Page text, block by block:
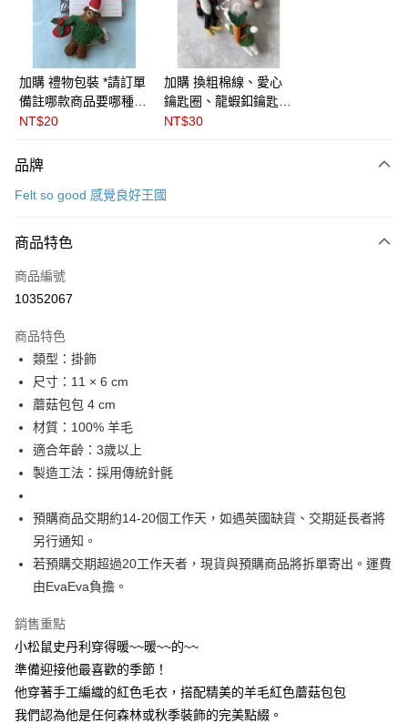
華南商業銀行
彰化商業銀行
上海商業儲蓄銀行
台北富邦商業銀行
國泰世華商業銀行
兆豐國際商業銀行
臺灣中小企業銀行
台中商業銀行
匯豐（台灣）商業銀行
華泰商業銀行
聯邦商業銀行
遠東國際商業銀行
元大商業銀行
台新國際商業銀行
台灣樂天信用卡公司
合作金庫商業銀行
第一商業銀行
華南商業銀行
彰化商業銀行
上海商業儲蓄銀行
台北富邦商業銀行
國泰世華商業銀行
兆豐國際商業銀行
臺灣中小企業銀行
台中商業銀行
匯豐（台灣）商業銀行
元大商業銀行
玉山商業銀行
台新國際商業銀行
LINE Pay
Apple Pay
悠遊付
Google Pay
全盈+PAY
ATM付款
運送方式
付款後全家取貨
每筆NT$60
付款後萊爾富取貨
每筆NT$60
付款後7-11取貨
每筆NT$60
宅配
每筆NT$60，滿NT$1,000(含以上)免運費
加購 禮物包裝 *請訂單
備註哪款商品要哪種包
裝* 🇬🇧英國Felt so
NT$20
加購 換粗棉線、愛心
鑰匙圈、龍蝦釦鑰匙圈
( 三款可選) ＊請在訂
NT$30
品牌
Felt so good 感覺良好王國
商品特色
商品編號
10352067
商品特色
類型：掛飾
尺寸：11 × 6 cm
蘑菇包包 4 cm
材質：100% 羊毛
適合年齡：3歲以上
製造工法：採用傳統針氈
預購商品交期約14-20個工作天，如遇英國缺貨、交期延長者將
另行通知。
若預購交期超過20工作天者，現貨與預購商品將拆單寄出。運費
由EvaEva負擔。
銷售重點
小松鼠史丹利穿得暖~~暖~~的~~
準備迎接他最喜歡的季節！
他穿著手工編織的紅色毛衣，搭配精美的羊毛紅色蘑菇包包
我們認為他是任何森林或秋季裝飾的完美點綴。